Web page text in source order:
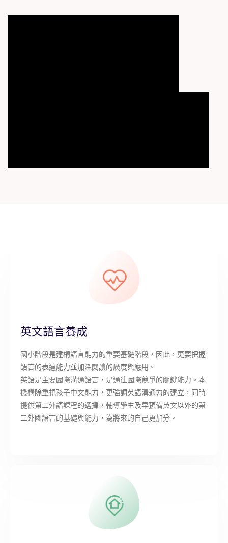
英文語言養成
國小階段是建構語言能力的重要基礎階段，因此，更要把握
語言的表達能力並加深閱讀的廣度與應用。
英語是主要國際溝通語言，是通往國際競爭的關鍵能力。本
機構除重視孩子中文能力，更強調英語溝通力的建立，同時
提供第二外語課程的選擇，輔導學生及早預備英文以外的第
二外國語言的基礎與能力，為將來的自己更加分。